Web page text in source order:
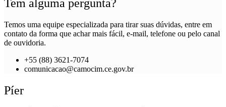
Tem alguma pergunta?
Temos uma equipe especializada para tirar suas dúvidas, entre em
contato da forma que achar mais fácil, e-mail, telefone ou pelo canal
de ouvidoria.
+55 (88) 3621-7074
comunicacao@camocim.ce.gov.br
Píer